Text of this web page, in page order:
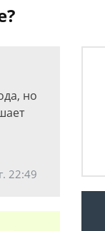
но
22:49